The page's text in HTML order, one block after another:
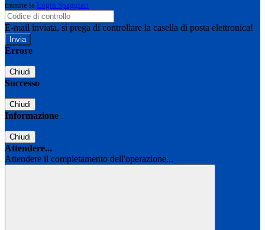
tramite la Login Spaggiari
E-mail inviata, si prega di controllare la casella di posta elettronica!
Errore
Chiudi
Successo
Chiudi
Informazione
Chiudi
Attendere...
Attendere il completamento dell'operazione...